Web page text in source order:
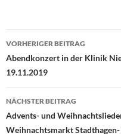
Beitrags-
Navigation
VORHERIGER BEITRAG
Abendkonzert in der Klinik
19.11.2019
NÄCHSTER BEITRAG
Advents- und
Weihnachtsmarkt